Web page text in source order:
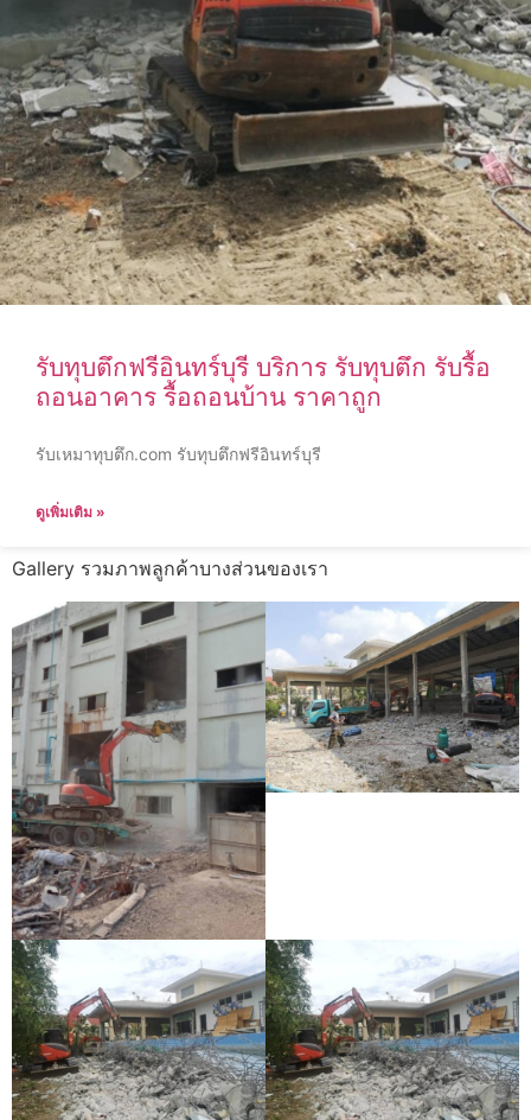
รับทุบตึกฟรีอินทร์บุรี บริการ รับทุบตึก รับรื้อ
ถอนอาคาร รื้อถอนบ้าน ราคาถูก
รับเหมาทุบตึก.com รับทุบตึกฟรีอินทร์บุรี
ดูเพิ่มเติม »
Gallery รวมภาพลูกค้าบางส่วนของเรา